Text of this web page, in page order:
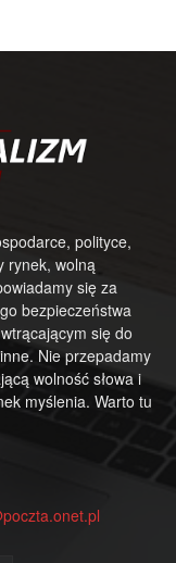
polityce,
rynek, wolną
się za
bezpieczeństwa
się do
Nie przepadamy
wolność słowa i
myślenia. Warto tu